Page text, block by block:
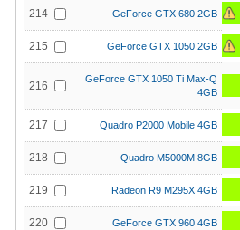
214 GeForce GTX 680 2GB
215 GeForce GTX 1050 2GB
216
GeForce GTX 1050 Ti Max-Q
4GB
217 Quadro P2000 Mobile 4GB
218 Quadro M5000M 8GB
219 Radeon R9 M295X 4GB
220 GeForce GTX 960 4GB